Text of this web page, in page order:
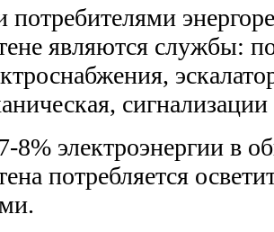
являются службы:
8% электроэнергии в
потребляется